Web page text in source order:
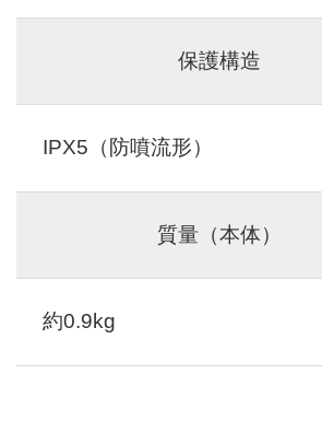
保護構造
IPX5（防噴流形）
質量（本体）
約0.9kg